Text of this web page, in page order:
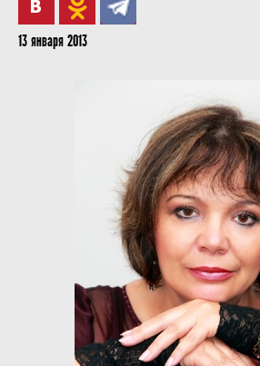
13 января 2013